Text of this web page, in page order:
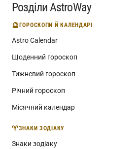
Розділи AstroWay
🔮ГОРОСКОПИ Й КАЛЕНДАРІ
Astro Calendar
Щоденний гороскоп
Тижневий гороскоп
Річний гороскоп
Місячний календар
♈ЗНАКИ ЗОДІАКУ
Знаки зодіаку